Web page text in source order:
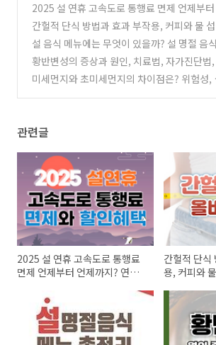
2025 설 연휴 고속도로 통행료 면제 언제부
제까지? 연휴 할인혜택 (0)
간헐적 단식 방법과 효과 부작용, 커피와 물
는? 16:8 방법은 무엇일까?
(1)
설 음식 메뉴에는 무엇이 있을까? 설 명절 음
류 총정리
(1)
황반변성의 증상과 원인, 치료법, 자가진단법
술비용과 실명률은? 좋은 음식도 알아보자 (0)
미세먼지와 초미세먼지의 차이점은? 위험성,
관련글
2025 설 연휴 고속도로 통행료
면제 언제부터 언제까지? 연휴
간헐적 단식
용, 커피와